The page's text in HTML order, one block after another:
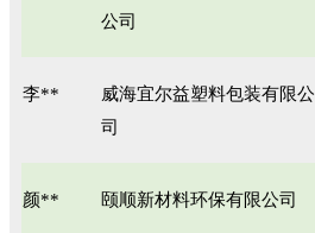
公司
李**
威海宜尔益塑料包装有限公
司
颜** 颐顺新材料环保有限公司